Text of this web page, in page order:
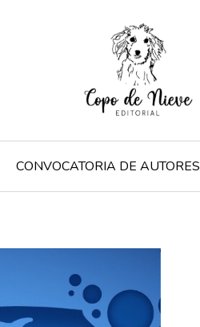
CONVOCATORIA DE AUTORES